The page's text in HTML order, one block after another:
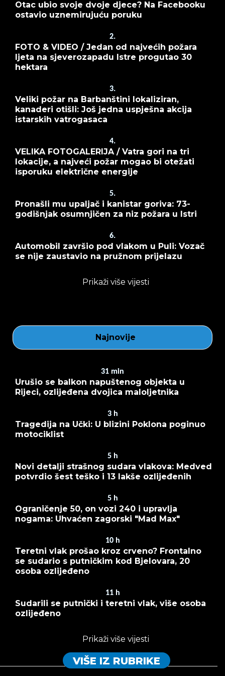
Otac ubio svoje dvoje djece? Na Facebooku
ostavio uznemirujuću poruku
2.
FOTO & VIDEO / Jedan od najvećih požara
ljeta na sjeverozapadu Istre progutao 30
hektara
3.
Veliki požar na Barbanštini lokaliziran,
kanaderi otišli: Još jedna uspješna akcija
istarskih vatrogasaca
4.
VELIKA FOTOGALERIJA / Vatra gori na tri
lokacije, a najveći požar mogao bi otežati
isporuku električne energije
5.
Pronašli mu upaljač i kanistar goriva: 73-
godišnjak osumnjičen za niz požara u Istri
6.
Automobil završio pod vlakom u Puli: Vozač
se nije zaustavio na pružnom prijelazu
Prikaži više vijesti
Najnovije
31 min
Urušio se balkon napuštenog objekta u
Rijeci, ozlijeđena dvojica maloljetnika
3 h
Tragedija na Učki: U blizini Poklona poginuo
motociklist
5 h
Novi detalji strašnog sudara vlakova: Medved
potvrdio šest teško i 13 lakše ozlijeđenih
5 h
Ograničenje 50, on vozi 240 i upravlja
nogama: Uhvaćen zagorski "Mad Max"
10 h
Teretni vlak prošao kroz crveno? Frontalno
se sudario s putničkim kod Bjelovara, 20
osoba ozlijeđeno
11 h
Sudarili se putnički i teretni vlak, više osoba
ozlijeđeno
Prikaži više vijesti
VIŠE IZ RUBRIKE